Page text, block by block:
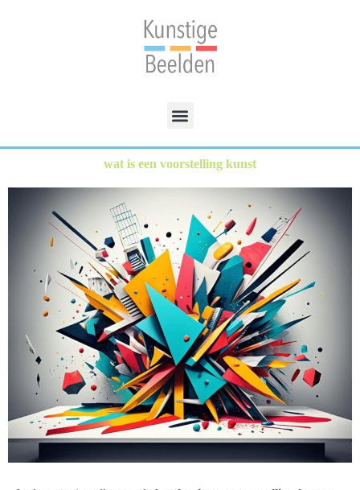
wat is een voorstelling kunst